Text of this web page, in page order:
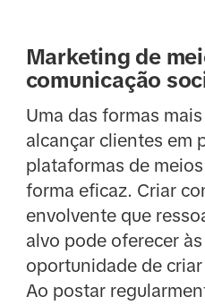
Marketing de
comunicação
Uma das formas
alcançar clientes em
plataformas de
forma eficaz. Criar
envolvente que
alvo pode oferecer
oportunidade de
Ao postar